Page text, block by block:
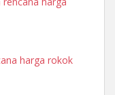
harga rokok